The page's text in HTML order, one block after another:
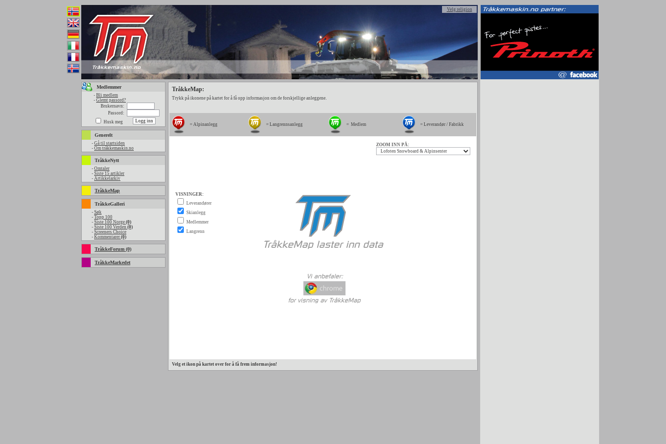
Velg religion
Medlemmer
- Bli medlem
- Glemt passord?
Brukernavn:
Passord:
Husk meg
Generelt
- Gå til startsiden
- Om tråkkemaskin.no
TråkkeNytt
- Omtaler
- Siste 15 artikler
- Artikkelarkiv
TråkkeMap
TråkkeGalleri
- Søk
- Topp 100
- Siste 100 Norge (0)
- Siste 100 Verden (0)
- Screeners Choice
- Kommentarer (0)
TråkkeForum (0)
TråkkeMarkedet
TråkkeMap:
Trykk på ikonene på kartet for å få opp informasjon om de forskjellige anleggene.
= Alpinanlegg = Langrennsanlegg = Medlem = Leverandør / Fabrikk
Velg et ikon på kartet over for å få frem informasjon!